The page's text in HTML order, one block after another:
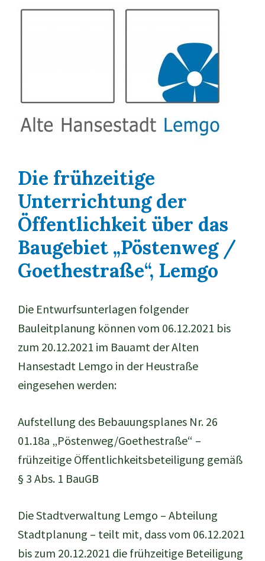
Die frühzeitige
Unterrichtung der
Öffentlichkeit über das
Baugebiet „Pöstenweg /
Goethestraße“, Lemgo
Die Entwurfsunterlagen folgender
Bauleitplanung können vom 06.12.2021 bis
zum 20.12.2021 im Bauamt der Alten
Hansestadt Lemgo in der Heustraße
eingesehen werden:
Aufstellung des Bebauungsplanes Nr. 26
01.18a „Pöstenweg/Goethestraße“ –
frühzeitige Öffentlichkeitsbeteiligung gemäß
§ 3 Abs. 1 BauGB
Die Stadtverwaltung Lemgo – Abteilung
Stadtplanung – teilt mit, dass vom 06.12.2021
bis zum 20.12.2021 die frühzeitige Beteiligung